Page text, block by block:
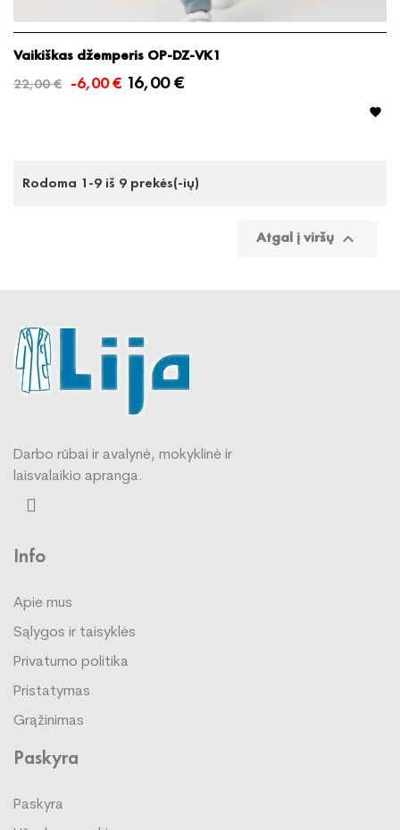
Vaikiškas džemperis OP-DZ-VK1
22,00 € -6,00 € 16,00 €

Rodoma 1-9 iš 9 prekės(-ių)
Atgal į viršų 
Darbo rūbai ir avalynė, mokyklinė ir
laisvalaikio apranga.
Info
Apie mus
Sąlygos ir taisyklės
Privatumo politika
Pristatymas
Grąžinimas
Paskyra
Paskyra